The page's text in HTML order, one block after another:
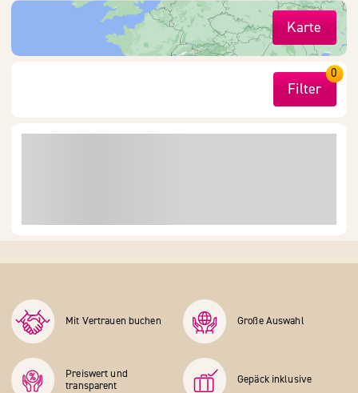
Karte
Filter
0
Mit Vertrauen buchen Große Auswahl
Preiswert und
transparent
Gepäck inklusive